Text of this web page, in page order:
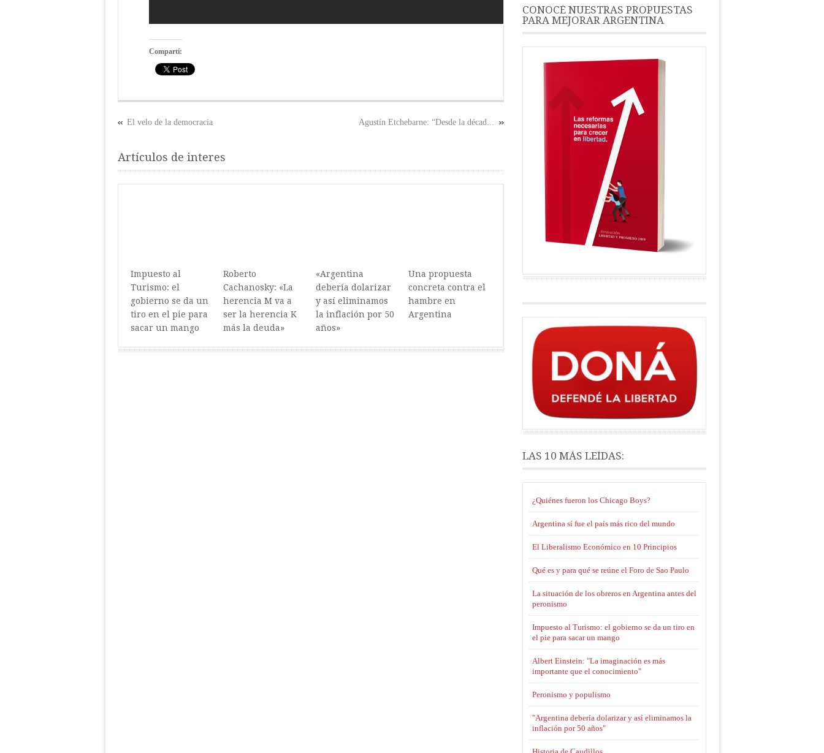
Compartí:
Agustín Etchebarne: “Desde la décad...
El velo de la democracia
Artículos de interes
Impuesto al
Turismo: el
gobierno se da un
tiro en el pie para
sacar un mango
Roberto
Cachanosky: «La
herencia M va a
ser la herencia K
más la deuda»
«Argentina
debería dolarizar
y así eliminamos
la inflación por 50
años»
Una propuesta
concreta contra el
hambre en
Argentina
CONOCÉ NUESTRAS PROPUESTAS
PARA MEJORAR ARGENTINA
LAS 10 MÁS LEÍDAS:
¿Quiénes fueron los Chicago Boys?
Argentina sí fue el país más rico del mundo
El Liberalismo Económico en 10 Principios
Qué es y para qué se reúne el Foro de Sao Paulo
La situación de los obreros en Argentina antes del
peronismo
Impuesto al Turismo: el gobierno se da un tiro en
el pie para sacar un mango
Albert Einstein: "La imaginación es más
importante que el conocimiento"
Peronismo y populismo
"Argentina debería dolarizar y así eliminamos la
inflación por 50 años"